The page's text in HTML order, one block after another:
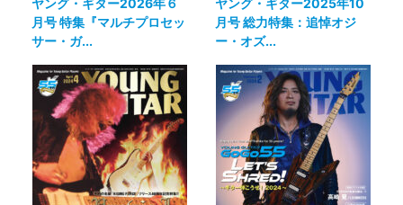
月号 特集『マルチプロセッ
サー・ガ...
月号 総力特集：追悼オジ
ー・オズ...